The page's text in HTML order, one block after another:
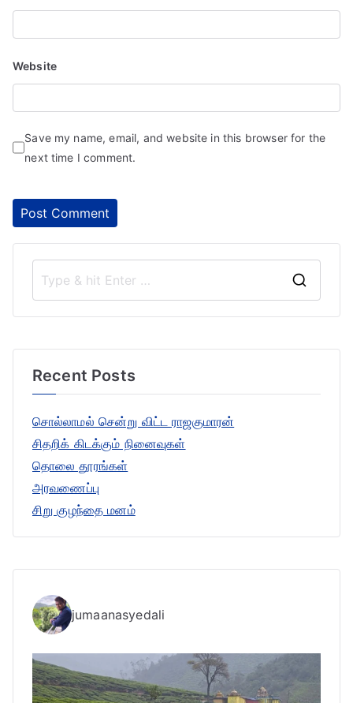
Website
Save my name, email, and website in this browser for the
next time I comment.
Recent Posts
சொல்லாமல் சென்று விட்ட ராஜகுமாரன்
சிதறிக் கிடக்கும் நினைவுகள்
தொலை தூரங்கள்
அரவணைப்பு
சிறு குழந்தை மனம்
jumaanasyedali